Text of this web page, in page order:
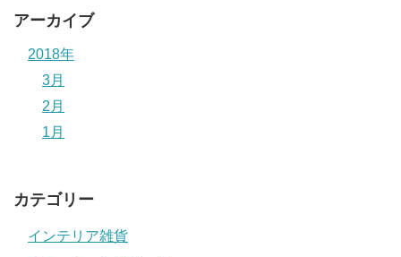
アーカイブ
2018年
3月
2月
1月
カテゴリー
インテリア雑貨